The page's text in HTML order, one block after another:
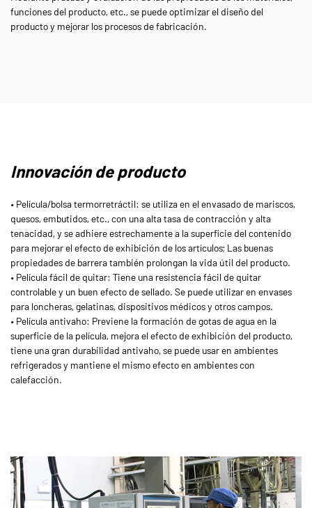
funciones del producto, etc., se puede optimizar el diseño del
producto y mejorar los procesos de fabricación.
Innovación de producto
• Película/bolsa termorretráctil: se utiliza en el envasado de mariscos,
quesos, embutidos, etc., con una alta tasa de contracción y alta
tenacidad, y se adhiere estrechamente a la superficie del contenido
para mejorar el efecto de exhibición de los artículos; Las buenas
propiedades de barrera también prolongan la vida útil del producto.
• Película fácil de quitar: Tiene una resistencia fácil de quitar
controlable y un buen efecto de sellado. Se puede utilizar en envases
para loncheras, gelatinas, dispositivos médicos y otros campos.
• Película antivaho: Previene la formación de gotas de agua en la
superficie de la película, mejora el efecto de exhibición del producto,
tiene una gran durabilidad antivaho, se puede usar en ambientes
refrigerados y mantiene el mismo efecto en ambientes con
calefacción.